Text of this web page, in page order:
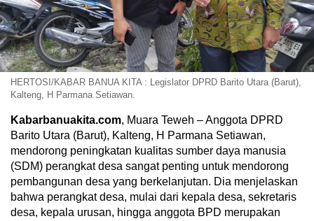
HERTOSI/KABAR BANUA KITA : Legislator DPRD Barito Utara (Barut),
Kalteng, H Parmana Setiawan.
Kabarbanuakita.com, Muara Teweh – Anggota DPRD
Barito Utara (Barut), Kalteng, H Parmana Setiawan,
mendorong peningkatan kualitas sumber daya manusia
(SDM) perangkat desa sangat penting untuk mendorong
pembangunan desa yang berkelanjutan. Dia menjelaskan
bahwa perangkat desa, mulai dari kepala desa, sekretaris
desa, kepala urusan, hingga anggota BPD merupakan